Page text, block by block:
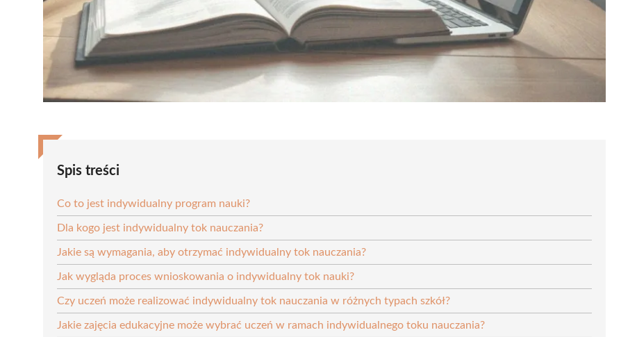
Spis treści
Co to jest indywidualny program nauki?
Dla kogo jest indywidualny tok nauczania?
Jakie są wymagania, aby otrzymać indywidualny tok nauczania?
Jak wygląda proces wnioskowania o indywidualny tok nauki?
Czy uczeń może realizować indywidualny tok nauczania w różnych typach szkół?
Jakie zajęcia edukacyjne może wybrać uczeń w ramach indywidualnego toku nauczania?